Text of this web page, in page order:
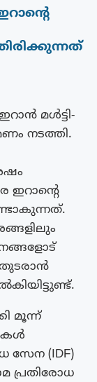
മൾട്ടി-
നടത്തി.
ഇറാന്റെ
മൂന്ന്
സേന (IDF)
പ്രതിരോധ